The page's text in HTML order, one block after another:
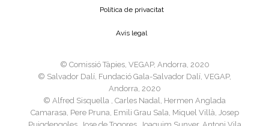
Política de privacitat
Avís legal
©️ Comissió Tàpies, VEGAP, Andorra, 2020
©️ Salvador Dalí, Fundació Gala-Salvador Dalí, VEGAP,
Andorra, 2020
©️ Alfred Sisquella , Carles Nadal, Hermen Anglada
Camarasa, Pere Pruna, Emili Grau Sala, Miquel Villà, Josep